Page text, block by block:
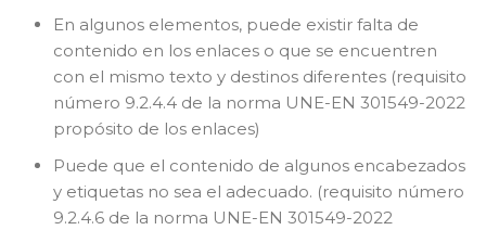
En algunos elementos, puede existir falta de
contenido en los enlaces o que se encuentren
con el mismo texto y destinos diferentes (requisito
número 9.2.4.4 de la norma UNE-EN 301549-2022
propósito de los enlaces)
Puede que el contenido de algunos encabezados
y etiquetas no sea el adecuado. (requisito número
9.2.4.6 de la norma UNE-EN 301549-2022